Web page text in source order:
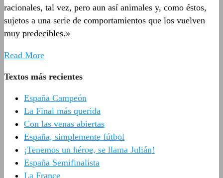
racionales, tal vez, pero aun así animales y, como éstos,
sujetos a una serie de comportamientos que los vuelven
muy predecibles.»
Read More
Textos más recientes
España Campeón
La Final más querida
Con las venas abiertas
España, simplemente fútbol
¡Tenemos un héroe, se llama Julián!
España Semifinalista
La France